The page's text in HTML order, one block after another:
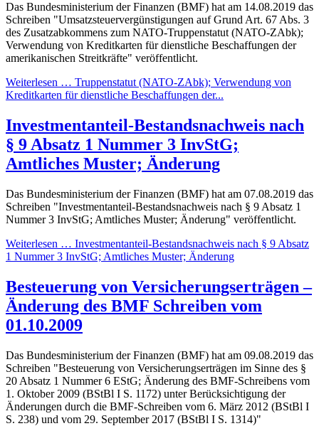
Das Bundesministerium der Finanzen (BMF) hat am 14.08.2019 das
Schreiben "Umsatzsteuervergünstigungen auf Grund Art. 67 Abs. 3
des Zusatzabkommens zum NATO-Truppenstatut (NATO-ZAbk);
Verwendung von Kreditkarten für dienstliche Beschaffungen der
amerikanischen Streitkräfte" veröffentlicht.
Weiterlesen … Truppenstatut (NATO-ZAbk); Verwendung von
Kreditkarten für dienstliche Beschaffungen der...
Investmentanteil-Bestandsnachweis nach
§ 9 Absatz 1 Nummer 3 InvStG;
Amtliches Muster; Änderung
Das Bundesministerium der Finanzen (BMF) hat am 07.08.2019 das
Schreiben "Investmentanteil-Bestandsnachweis nach § 9 Absatz 1
Nummer 3 InvStG; Amtliches Muster; Änderung" veröffentlicht.
Weiterlesen … Investmentanteil-Bestandsnachweis nach § 9 Absatz
1 Nummer 3 InvStG; Amtliches Muster; Änderung
Besteuerung von Versicherungserträgen –
Änderung des BMF Schreiben vom
01.10.2009
Das Bundesministerium der Finanzen (BMF) hat am 09.08.2019 das
Schreiben "Besteuerung von Versicherungserträgen im Sinne des §
20 Absatz 1 Nummer 6 EStG; Änderung des BMF-Schreibens vom
1. Oktober 2009 (BStBl I S. 1172) unter Berücksichtigung der
Änderungen durch die BMF-Schreiben vom 6. März 2012 (BStBl I
S. 238) und vom 29. September 2017 (BStBl I S. 1314)"